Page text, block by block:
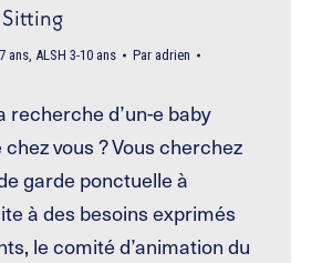
Sitting
ans, ALSH 3-10 ans Par adrien
recherche d’un-e baby
vous ? Vous cherchez
garde ponctuelle à
à des besoins exprimés
le comité d’animation du